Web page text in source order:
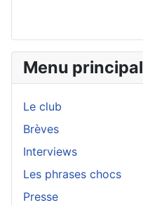
Menu principal
Le club
Brèves
Interviews
Les phrases chocs
Presse